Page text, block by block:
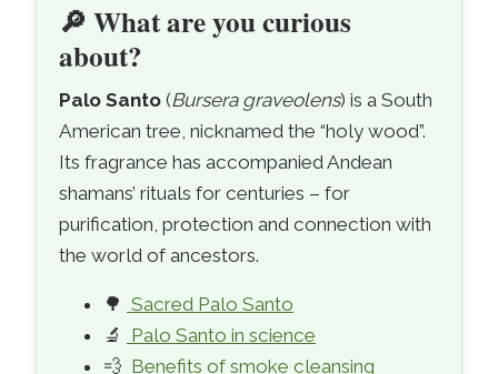
🔎 What are you curious
about?
Palo Santo (Bursera graveolens) is a South
American tree, nicknamed the “holy wood”.
Its fragrance has accompanied Andean
shamans’ rituals for centuries – for
purification, protection and connection with
the world of ancestors.
🌳 Sacred Palo Santo
🔬
Palo Santo in science
💨 Benefits of smoke cleansing